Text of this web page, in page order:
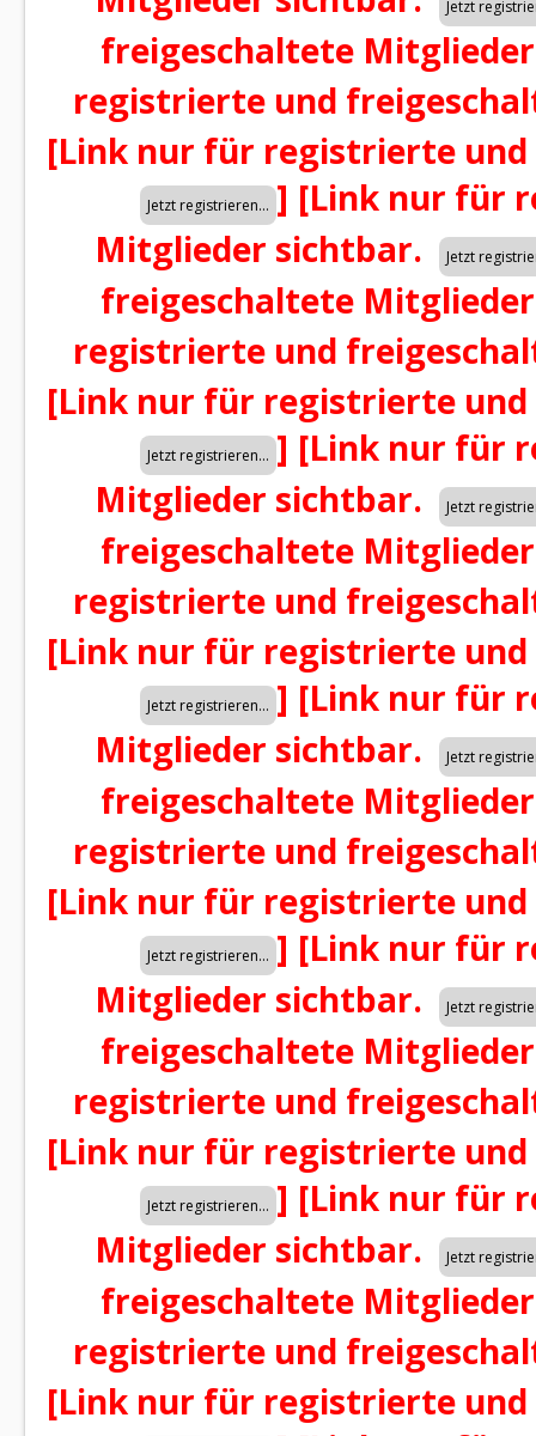
freigeschaltete
registrierte und
[Link nur für registrierte
] [Link nur für
Mitglieder sichtbar.
freigeschaltete
registrierte und
[Link nur für registrierte
] [Link nur für
Mitglieder sichtbar.
freigeschaltete
registrierte und
[Link nur für registrierte
] [Link nur für
Mitglieder sichtbar.
freigeschaltete
registrierte und
[Link nur für registrierte
] [Link nur für
Mitglieder sichtbar.
freigeschaltete
registrierte und
[Link nur für registrierte
] [Link nur für
Mitglieder sichtbar.
freigeschaltete
registrierte und
[Link nur für registrierte